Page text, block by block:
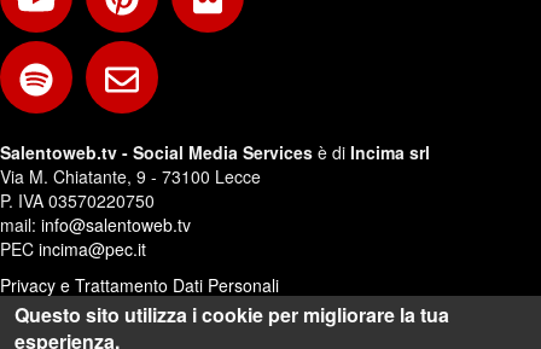
Salentoweb.tv - Social Media Services è di Incima srl
Via M. Chiatante, 9 - 73100 Lecce
P. IVA 03570220750
mail: info@salentoweb.tv
PEC incima@pec.it
Privacy e Trattamento Dati Personali
Web Design:Andrea Riezzo
Questo sito utilizza i cookie per migliorare la tua
esperienza.